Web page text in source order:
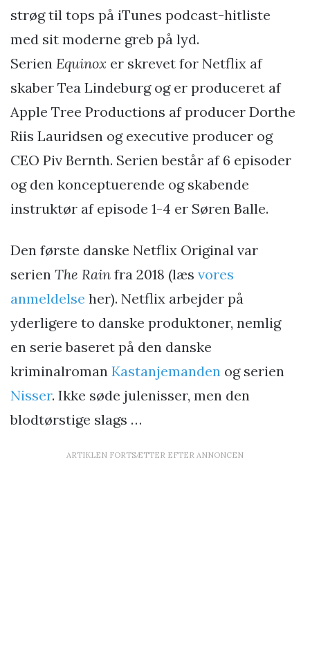
strøg til tops på iTunes podcast-hitliste
med sit moderne greb på lyd.
Serien Equinox er skrevet for Netflix af
skaber Tea Lindeburg og er produceret af
Apple Tree Productions af producer Dorthe
Riis Lauridsen og executive producer og
CEO Piv Bernth. Serien består af 6 episoder
og den konceptuerende og skabende
instruktør af episode 1-4 er Søren Balle.
Den første danske Netflix Original var
serien The Rain fra 2018 (læs vores
anmeldelse her). Netflix arbejder på
yderligere to danske produktoner, nemlig
en serie baseret på den danske
kriminalroman Kastanjemanden og serien
Nisser. Ikke søde julenisser, men den
blodtørstige slags …
ARTIKLEN FORTSÆTTER EFTER ANNONCEN